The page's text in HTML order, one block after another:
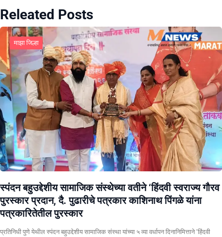
Releated Posts
माझा जिल्हा
स्पंदन बहुउद्देशीय सामाजिक संस्थेच्या वतीने ‘हिंदवी स्वराज्य गौरव
पुरस्कार प्रदान, दै. पुढारीचे पत्रकार काशिनाथ पिंगळे यांना
पत्रकारितेतील पुरस्कार
प्रतिनिधी पुणे येथील स्पंदन बहुउद्देशीय सामाजिक संस्था यांच्या ५ व्या वर्धापन दिनानिमित्ताने ‘हिंदवी